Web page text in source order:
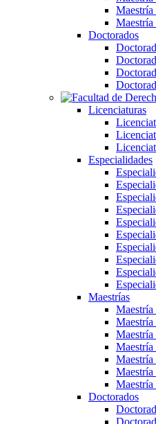
Doctorados
Licenciaturas
Especialidades
Maestrías
Maestría
Maestría
Maestría
Doctorados